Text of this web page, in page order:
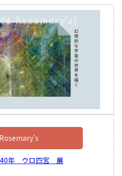
40年 ウロ四宮 展